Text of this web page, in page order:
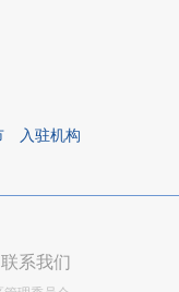
入驻机构
联系我们